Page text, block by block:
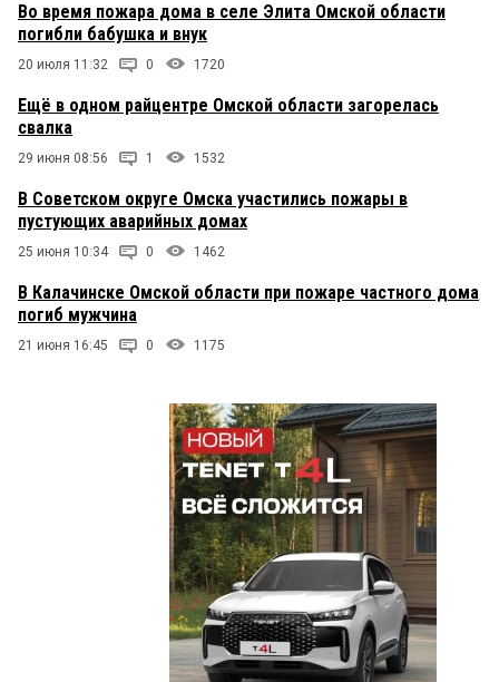
Во время пожара дома в селе Элита Омской области
погибли бабушка и внук
20 июля 11:32 0 1720
Ещё в одном райцентре Омской области загорелась
свалка
29 июня 08:56 1 1532
В Советском округе Омска участились пожары в
пустующих аварийных домах
25 июня 10:34 0 1462
В Калачинске Омской области при пожаре частного дома
погиб мужчина
21 июня 16:45 0 1175